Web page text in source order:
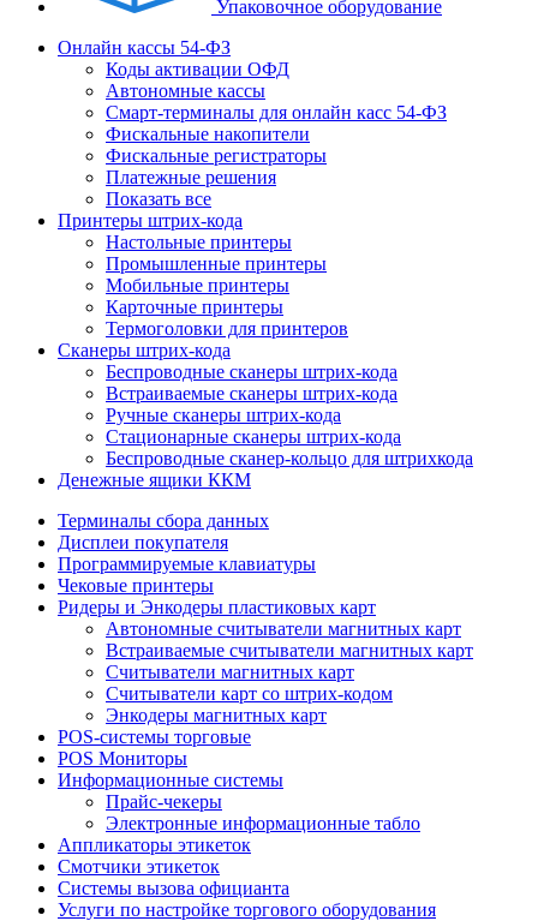
Упаковочное оборудование
Онлайн кассы 54-ФЗ
Коды активации ОФД
Автономные кассы
Смарт-терминалы для онлайн касс 54-ФЗ
Фискальные накопители
Фискальные регистраторы
Платежные решения
Показать все
Принтеры штрих-кода
Настольные принтеры
Промышленные принтеры
Мобильные принтеры
Карточные принтеры
Термоголовки для принтеров
Сканеры штрих-кода
Беспроводные сканеры штрих-кода
Встраиваемые сканеры штрих-кода
Ручные сканеры штрих-кода
Стационарные сканеры штрих-кода
Беспроводные сканер-кольцо для штрихкода
Денежные ящики ККМ
Терминалы сбора данных
Дисплеи покупателя
Программируемые клавиатуры
Чековые принтеры
Ридеры и Энкодеры пластиковых карт
Автономные считыватели магнитных карт
Встраиваемые считыватели магнитных карт
Считыватели магнитных карт
Считыватели карт со штрих-кодом
Энкодеры магнитных карт
POS-системы торговые
POS Мониторы
Информационные системы
Прайс-чекеры
Электронные информационные табло
Аппликаторы этикеток
Смотчики этикеток
Системы вызова официанта
Услуги по настройке торгового оборудования